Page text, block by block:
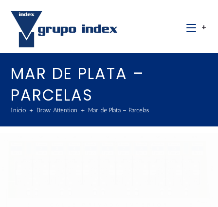
+
MAR DE PLATA –
PARCELAS
Inicio + Draw Attention + Mar de Plata – Parcelas